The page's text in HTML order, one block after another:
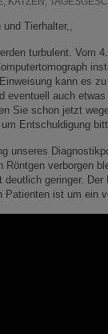
Tierhalter,,
turbulent. Vom
kann es
eventuell auch
Sie schon jetzt
Entschuldigung
unseres
Röntgen verborgen
deutlich geringer. Der
Patienten ist um ein